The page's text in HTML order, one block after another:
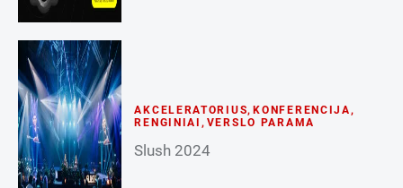
AKCELERATORIUS, KONFERENCIJA,
RENGINIAI , VERSLO PARAMA
Slush 2024